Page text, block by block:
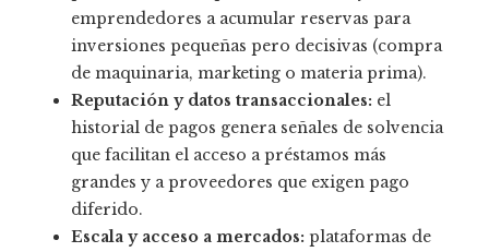
emprendedores a acumular reservas para
inversiones pequeñas pero decisivas (compra
de maquinaria, marketing o materia prima).
Reputación y datos transaccionales: el
historial de pagos genera señales de solvencia
que facilitan el acceso a préstamos más
grandes y a proveedores que exigen pago
diferido.
Escala y acceso a mercados: plataformas de